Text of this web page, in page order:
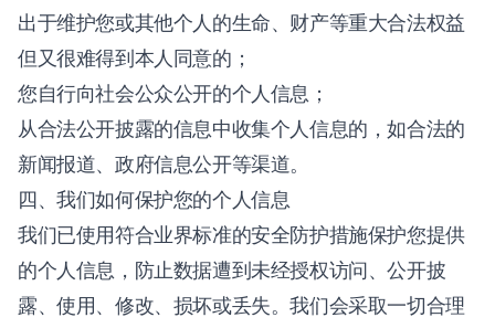
出于维护您或其他个人的生命、财产等重大合法权益
但又很难得到本人同意的；
您自行向社会公众公开的个人信息；
从合法公开披露的信息中收集个人信息的，如合法的
新闻报道、政府信息公开等渠道。
四、我们如何保护您的个人信息
我们已使用符合业界标准的安全防护措施保护您提供
的个人信息，防止数据遭到未经授权访问、公开披
露、使用、修改、损坏或丢失。我们会采取一切合理